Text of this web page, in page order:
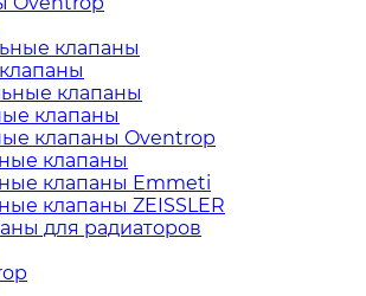
клапаны
клапаны
клапаны
клапаны Oventrop
клапаны
клапаны Emmeti
клапаны ZEISSLER
для радиаторов